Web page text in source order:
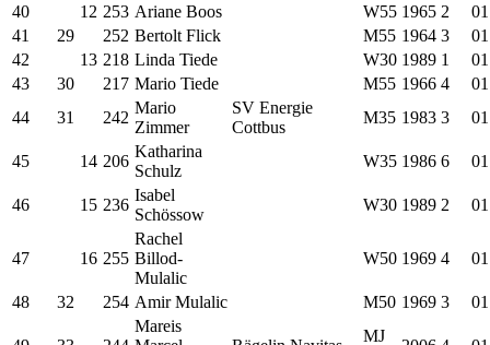
40
12 253 Ariane Boos W55 1965 2
41
29 252 Bertolt Flick M55 1964 3
42
13 218 Linda Tiede W30 1989 1
43
30 217 Mario Tiede M55 1966 4
44
31 242
Mario
Zimmer
SV Energie
Cottbus
M35 1983 3
45 14 206
Katharina
Schulz
W35 1986 6
46 15 236
Isabel
Schössow
W30 1989 2
47 16 255
Rachel
Billod-
Mulalic
W50 1969 4
48 32 254 Amir Mulalic M50 1969 3
Mareis
MJ